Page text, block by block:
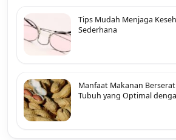
Tips Mudah Menjaga
Sederhana
Manfaat Makanan
Tubuh yang Optimal